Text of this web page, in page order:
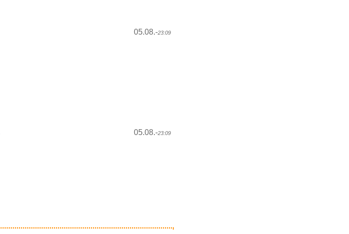
05.08.-23:09
05.08.-23:09